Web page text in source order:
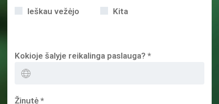
Ieškau vežėjo Kita
Kokioje šalyje reikalinga paslauga? *
Žinutė *